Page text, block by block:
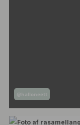
Opslag
offentliggjort
af
@halloneett